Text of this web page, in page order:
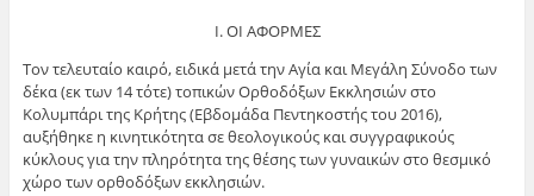
Ι. ΟΙ ΑΦΟΡΜΕΣ
Τον τελευταίο καιρό, ειδικά μετά την Αγία και Μεγάλη Σύνοδο των
δέκα (εκ των 14 τότε) τοπικών Ορθοδόξων Εκκλησιών στο
Κολυμπάρι της Κρήτης (Εβδομάδα Πεντηκοστής του 2016),
αυξήθηκε η κινητικότητα σε θεολογικούς και συγγραφικούς
κύκλους για την πληρότητα της θέσης των γυναικών στο θεσμικό
χώρο των ορθοδόξων εκκλησιών.